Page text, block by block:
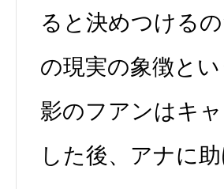
ると決めつける
の現実の象徴と
影のフアンはキ
した後、アナに